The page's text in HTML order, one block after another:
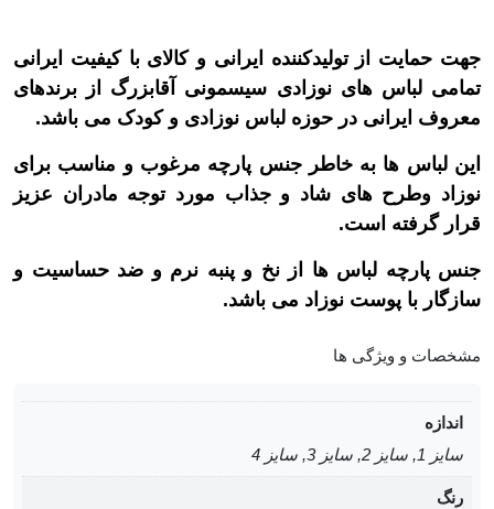
جهت حمایت از تولیدکننده ایرانی و کالای با کیفیت ایرانی
تمامی لباس های نوزادی سیسمونی آقابزرگ از برندهای
معروف ایرانی در حوزه لباس نوزادی و کودک می باشد.
این لباس ها به خاطر جنس پارچه مرغوب و مناسب برای
نوزاد وطرح های شاد و جذاب مورد توجه مادران عزیز
قرار گرفته است.
جنس پارچه لباس ها از نخ و پنبه نرم و ضد حساسیت و
سازگار با پوست نوزاد می باشد.
مشخصات و ویژگی ها
اندازه
سایز 1, سایز 2, سایز 3, سایز 4
رنگ